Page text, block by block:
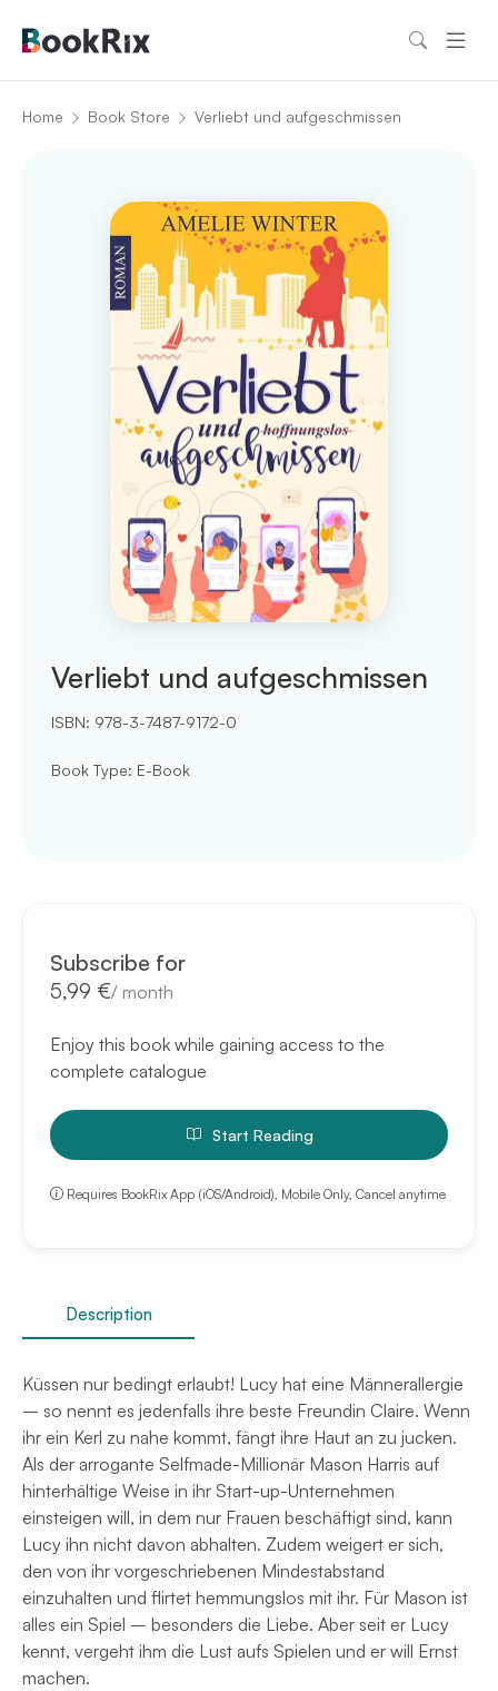
Home Book Store Verliebt und aufgeschmissen
Verliebt und aufgeschmissen
ISBN: 978-3-7487-9172-0
Book Type: E-Book
Subscribe for
5,99 €/ month
Enjoy this book while gaining access to the
complete catalogue
Start Reading
Requires BookRix App (iOS/Android), Mobile Only, Cancel anytime
Description
Küssen nur bedingt erlaubt! Lucy hat eine Männerallergie
– so nennt es jedenfalls ihre beste Freundin Claire. Wenn
ihr ein Kerl zu nahe kommt, fängt ihre Haut an zu jucken.
Als der arrogante Selfmade-Millionär Mason Harris auf
hinterhältige Weise in ihr Start-up-Unternehmen
einsteigen will, in dem nur Frauen beschäftigt sind, kann
Lucy ihn nicht davon abhalten. Zudem weigert er sich,
den von ihr vorgeschriebenen Mindestabstand
einzuhalten und flirtet hemmungslos mit ihr. Für Mason ist
alles ein Spiel – besonders die Liebe. Aber seit er Lucy
kennt, vergeht ihm die Lust aufs Spielen und er will Ernst
machen.